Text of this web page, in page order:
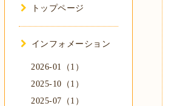
トップページ
インフォメーション
2026-01（1）
2025-10（1）
2025-07（1）